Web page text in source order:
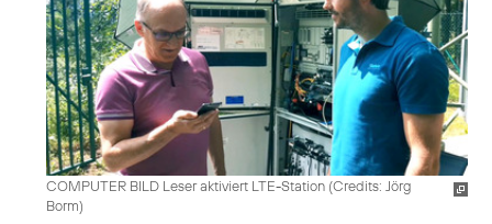
COMPUTER BILD Leser aktiviert LTE-Station (Credits: Jörg
Borm)